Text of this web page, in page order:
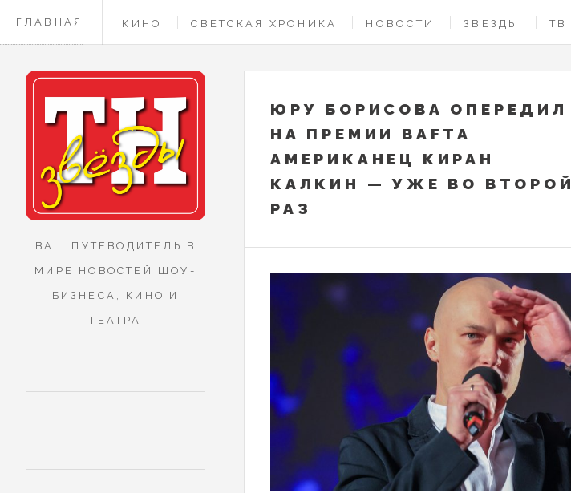
ГЛАВНАЯ КИНО СВЕТСКАЯ ХРОНИКА НОВОСТИ ЗВЕЗДЫ ТВ
КОНТАКТЫ
ЮРУ БОРИСОВА ОПЕРЕДИЛ
НА ПРЕМИИ BAFTA
АМЕРИКАНЕЦ КИРАН
КАЛКИН — УЖЕ ВО ВТОРОЙ
РАЗ
ВАШ ПУТЕВОДИТЕЛЬ В
МИРЕ НОВОСТЕЙ ШОУ-
БИЗНЕСА, КИНО И
ТЕАТРА